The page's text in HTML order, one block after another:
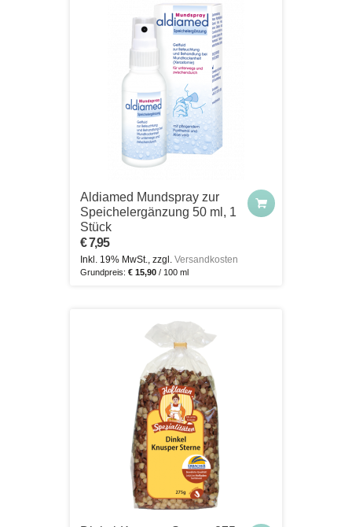
Aldiamed Mundspray zur
Speichelergänzung 50 ml, 1
Stück
€ 7,95
Inkl. 19% MwSt., zzgl. Versandkosten
Grundpreis: € 15,90 / 100 ml